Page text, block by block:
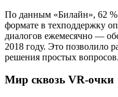
По данным «Билайн», 62 %
формате в техподдержку
диалогов ежемесячно —
2018 году. Это позволило
решения простых вопросов.
Мир сквозь VR-очки